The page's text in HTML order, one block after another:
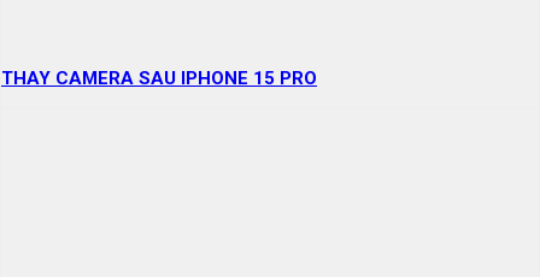
THAY CAMERA SAU IPHONE 15 PRO